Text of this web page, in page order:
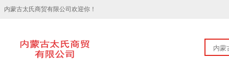
内蒙古太氏商贸有限公司欢迎你！